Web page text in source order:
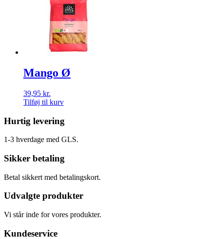
Mango Ø
39,95 kr.
Tilføj til kurv
Hurtig levering
1-3 hverdage med GLS.
Sikker betaling
Betal sikkert med betalingskort.
Udvalgte produkter
Vi står inde for vores produkter.
Kundeservice